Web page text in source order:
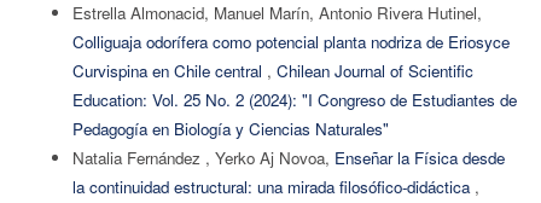
Estrella Almonacid, Manuel Marín, Antonio Rivera Hutinel,
Colliguaja odorífera como potencial planta nodriza de Eriosyce
Curvispina en Chile central , Chilean Journal of Scientific
Education: Vol. 25 No. 2 (2024): "I Congreso de Estudiantes de
Pedagogía en Biología y Ciencias Naturales"
Natalia Fernández , Yerko Aj Novoa, Enseñar la Física desde
la continuidad estructural: una mirada filosófico-didáctica ,